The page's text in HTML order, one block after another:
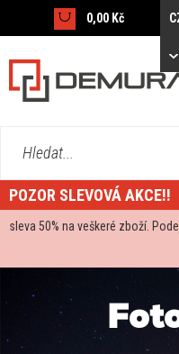
0,00 Kč
Hledat...
POZOR SLEVOVÁ AKCE!!
sleva 50% na veškeré zboží.